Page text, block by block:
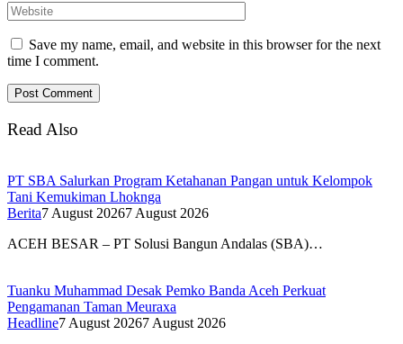
Save my name, email, and website in this browser for the next
time I comment.
Read Also
PT SBA Salurkan Program Ketahanan Pangan untuk Kelompok
Tani Kemukiman Lhoknga
Berita7 August 20267 August 2026
ACEH BESAR – PT Solusi Bangun Andalas (SBA)…
Tuanku Muhammad Desak Pemko Banda Aceh Perkuat
Pengamanan Taman Meuraxa
Headline7 August 20267 August 2026